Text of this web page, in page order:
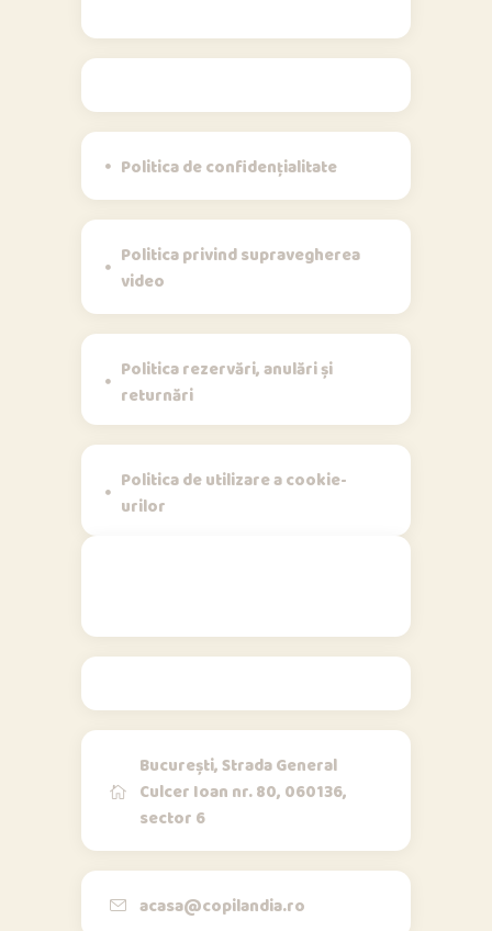
Politica de confidențialitate
Politica privind supravegherea
video
Politica rezervări, anulări și
returnări
Politica de utilizare a cookie-
urilor
București, Strada General
Culcer Ioan nr. 80, 060136,
sector 6
acasa@copilandia.ro
Bună!